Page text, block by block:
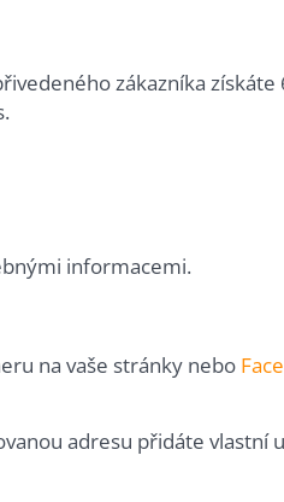
zákazníka získáte
informacemi.
na vaše stránky nebo
adresu přidáte vlastní